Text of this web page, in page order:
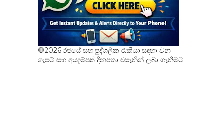
🛑2026 රජයේ සහ පුද්ගලික රැකියා සඳහා වන
ගැසට් සහ අයදුම්පත් දිනපතා එසැනින් ලබා ගැනීමට